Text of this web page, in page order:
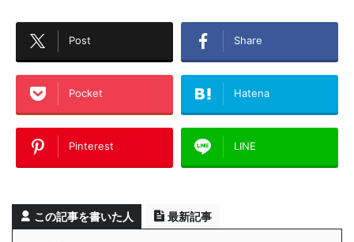
Post Share
Pocket Hatena
Pinterest LINE
この記事を書いた人 最新記事